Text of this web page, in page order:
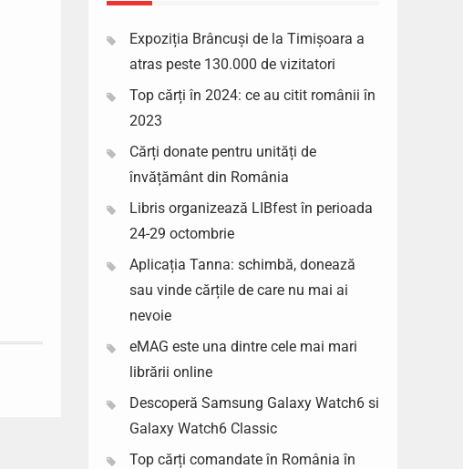
Expoziția Brâncuși de la Timișoara a
atras peste 130.000 de vizitatori
Top cărți în 2024: ce au citit românii în
2023
Cărți donate pentru unități de
învățământ din România
Libris organizează LIBfest în perioada
24-29 octombrie
Aplicația Tanna: schimbă, donează
sau vinde cărțile de care nu mai ai
nevoie
eMAG este una dintre cele mai mari
librării online
Descoperă Samsung Galaxy Watch6 si
Galaxy Watch6 Classic
Top cărți comandate în România în